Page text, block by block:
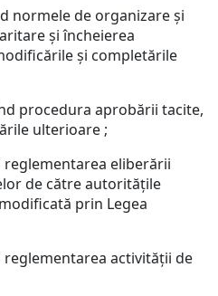
normele de organizare şi
şi încheierea
şi completările
procedura aprobării tacite,
ulterioare ;
reglementarea eliberării
de către autorităţile
prin Legea
reglementarea activităţii de